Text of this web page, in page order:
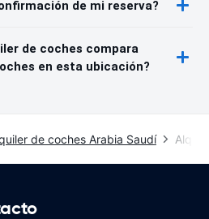
de mi reserva?
de coches compara
en esta ubicación?
de coches Arabia Saudí